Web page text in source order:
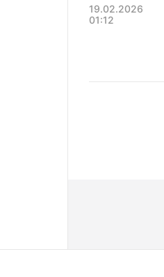
19.02.2026
01:12